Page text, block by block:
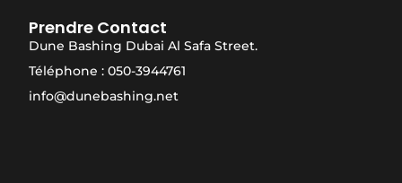
Prendre Contact
Dune Bashing Dubai Al Safa Street.
Téléphone : 050-3944761
info@dunebashing.net